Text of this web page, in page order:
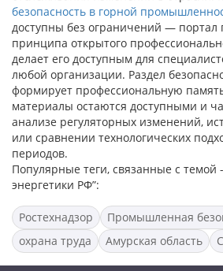
безопасность в горной
доступны без ограничений — портал
принципа открытого
делает его доступным для
любой организации. Раздел
формирует профессиональную
материалы остаются доступными и
анализе регуляторных изменений,
или сравнении технологических
периодов.
Популярные теги, связанные с темой
энергетики РФ”:
Ростехнадзор
Промышленная
охрана труда
Амурская область